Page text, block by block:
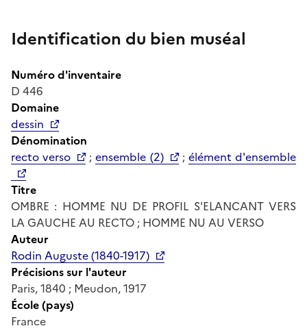
Identification du bien muséal
Numéro d'inventaire
D 446
Domaine
dessin
Dénomination
recto verso
;ensemble (2) ; élément d'ensemble
Titre
OMBRE : HOMME NU DE PROFIL S'ELANCANT VERS
LA GAUCHE AU RECTO ; HOMME NU AU VERSO
Auteur
Rodin Auguste (1840-1917)
Précisions sur l'auteur
Paris, 1840 ; Meudon, 1917
École (pays)
France